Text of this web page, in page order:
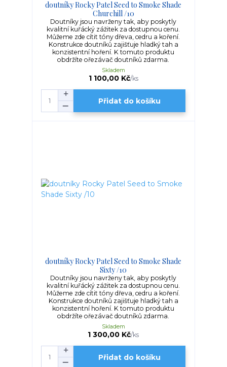
doutníky Rocky Patel Seed to Smoke Shade
Churchill /10
Doutníky jsou navrženy tak, aby poskytly
kvalitní kuřácký zážitek za dostupnou cenu.
Můžeme zde cítit tóny dřeva, cedru a koření.
Konstrukce doutníků zajišťuje hladký tah a
konzistentní hoření. K tomuto produktu
obdržíte ořezávač doutníků zdarma.
1 100,00 Kč/ks
Skladem
Přidat do košíku
doutníky Rocky Patel Seed to Smoke Shade
Sixty /10
Doutníky jsou navrženy tak, aby poskytly
kvalitní kuřácký zážitek za dostupnou cenu.
Můžeme zde cítit tóny dřeva, cedru a koření.
Konstrukce doutníků zajišťuje hladký tah a
konzistentní hoření. K tomuto produktu
obdržíte ořezávač doutníků zdarma.
1 300,00 Kč/ks
Skladem
Přidat do košíku